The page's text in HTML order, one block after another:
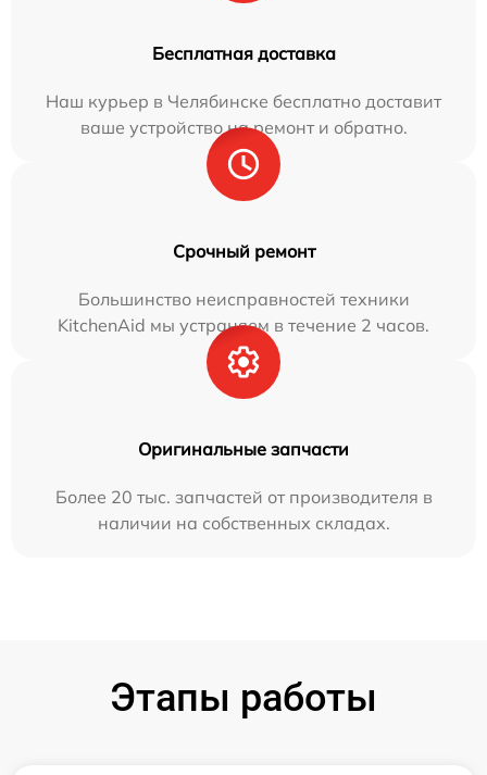
Бесплатная доставка
Наш курьер в Челябинске бесплатно доставит
ваше устройство на ремонт и обратно.
Срочный ремонт
Большинство неисправностей техники
KitchenAid мы устраняем в течение 2 часов.
Оригинальные запчасти
Более 20 тыс. запчастей от производителя в
наличии на собственных складах.
Этапы работы